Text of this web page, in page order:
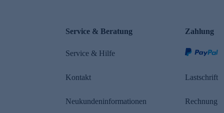
Service & Beratung
Service & Hilfe
Kontakt
Neukundeninformationen
Zahlung
Lastschrift
Rechnung